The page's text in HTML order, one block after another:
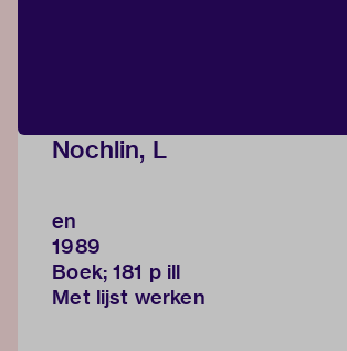
Nochlin, L
en
1989
Boek; 181 p ill
Met lijst werken